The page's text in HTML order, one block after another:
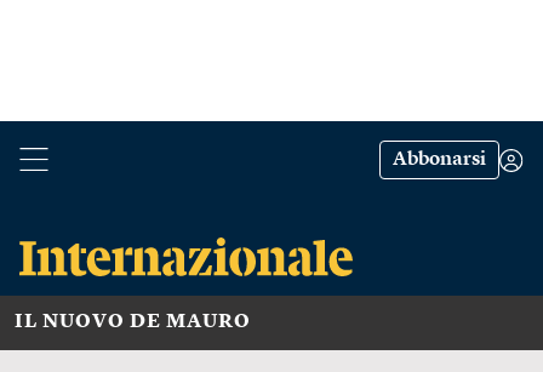
Abbonarsi
IL NUOVO DE MAURO